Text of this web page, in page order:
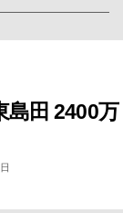
島田 2400万